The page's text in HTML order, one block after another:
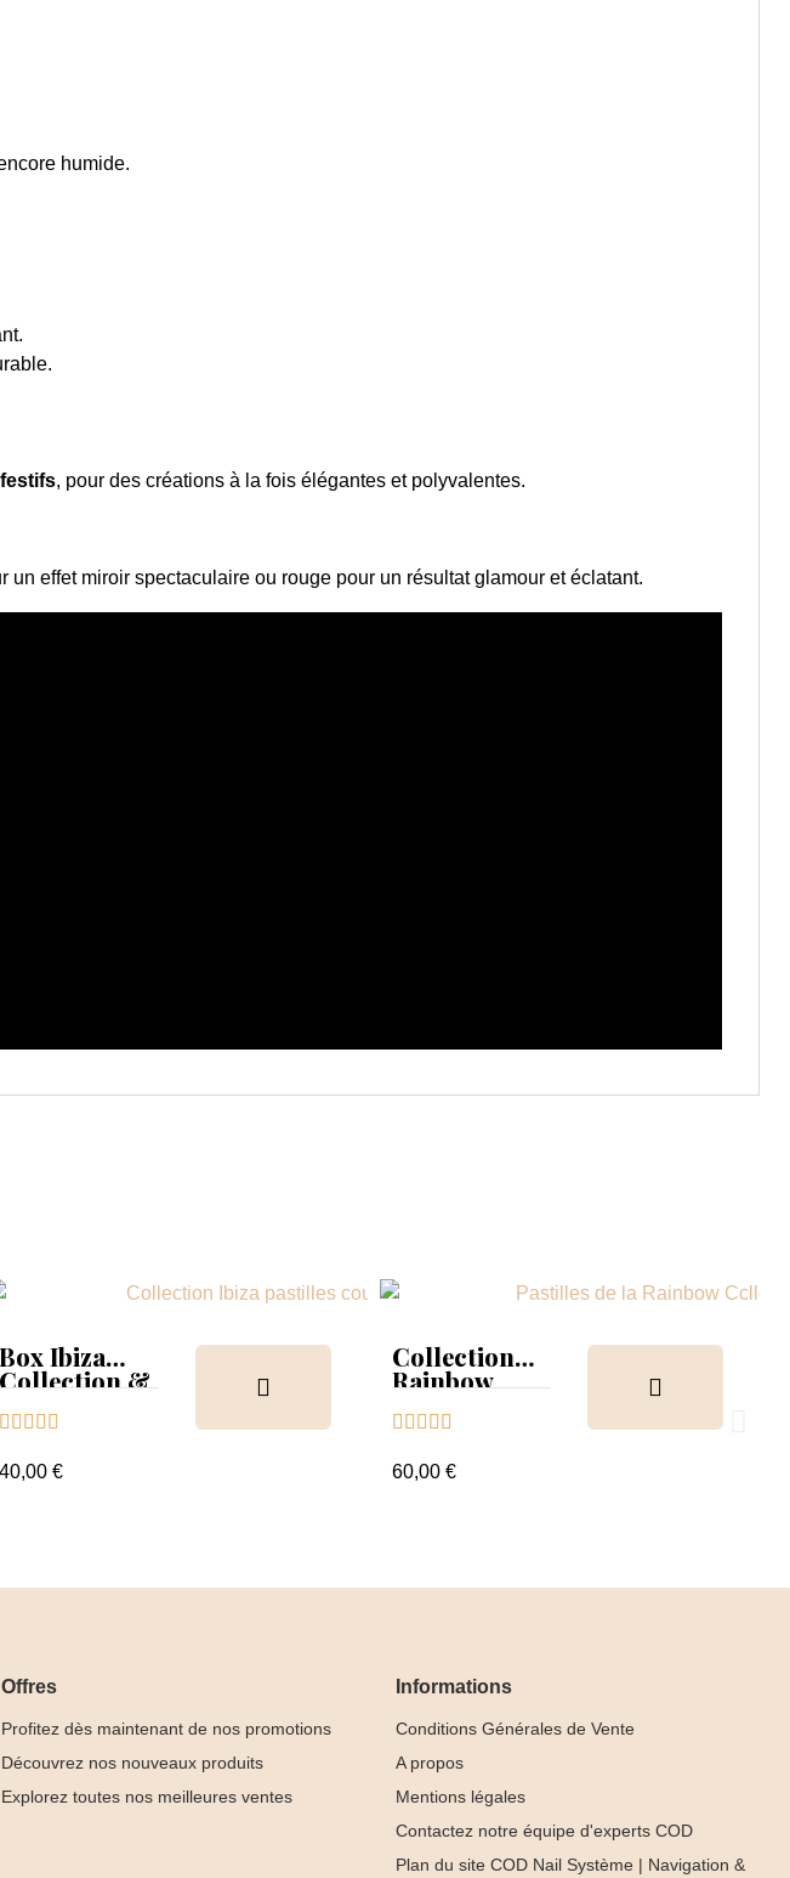
humide.
, pour des créations à la fois élégantes et polyvalentes.
effet miroir spectaculaire ou rouge pour un résultat glamour et éclatant.
Box Ibiza
Collection &
    
40,00 €
Collection
Rainbow
nuancier
    
60,00 €
Offres
Profitez dès maintenant de nos promotions
Découvrez nos nouveaux produits
Explorez toutes nos meilleures ventes
Informations
Conditions Générales de Vente
A propos
Mentions légales
Contactez notre équipe d'experts COD
Plan du site COD Nail Système | Navigation &